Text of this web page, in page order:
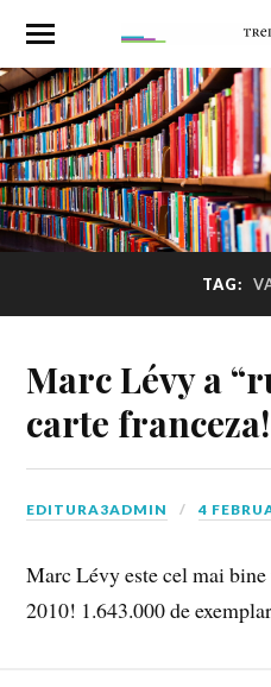
TAG:
Marc Lévy a
carte franceza!
EDITURA3ADMIN 4
Marc Lévy este cel mai
2010! 1.643.000 de